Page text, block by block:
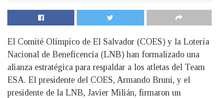
El Comité Olímpico de El Salvador (COES) y la Lotería
Nacional de Beneficencia (LNB) han formalizado una
alianza estratégica para respaldar a los atletas del Team
ESA. El presidente del COES, Armando Bruni, y el
presidente de la LNB, Javier Milián, firmaron un